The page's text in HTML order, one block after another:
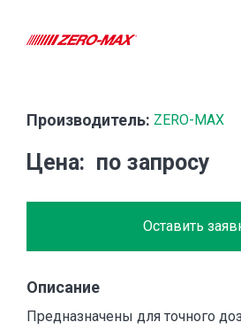
Производитель: ZERO-MAX
Цена по запросу
Оставить
Описание
Предназначены для точного